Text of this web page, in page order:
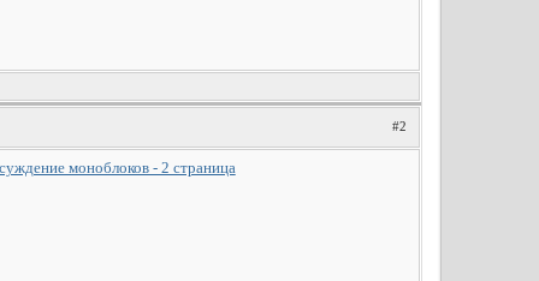
#2
моноблоков - 2 cтраница